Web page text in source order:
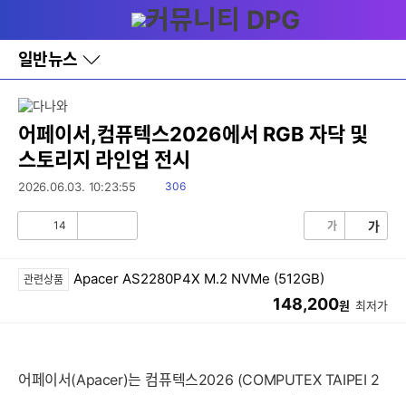
와
홈
일반뉴스
바
로
레
이
어
토
어페이서,컴퓨텍스2026에서 RGB 자닥 및
스토리지 라인업 전시
2026.06.03. 10:23:55
읽
306
14 가 가
관련상품 Apacer AS2280P4X M.2 NVMe (512GB)
148,200원 최저가
어페이서(Apacer)는 컴퓨텍스2026 (COMPUTEX TAIPEI 2